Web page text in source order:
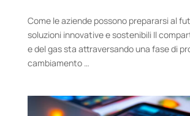
Come le aziende possono prepararsi al
soluzioni innovative e sostenibili Il
e del gas sta attraversando una fase di
cambiamento …